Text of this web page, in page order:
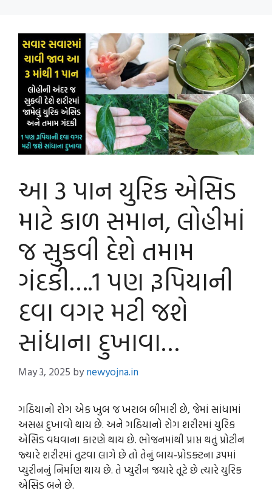
આ 3 પાન યુરિક એસિડ
માટે કાળ સમાન, લોહીમાં
જ સુકવી દેશે તમામ
ગંદકી….1 પણ રૂપિયાની
દવા વગર મટી જશે
સાંધાના દુખાવા…
May 3, 2025 bynewyojna.in
ગઠિયાનો રોગ એક ખુબ જ ખરાબ બીમારી છે, જેમાં સાંધામાં
અસહ્ય દુખાવો થાય છે. અને ગઠિયાનો રોગ શરીરમાં યુરિક
એસિડ વધવાના કારણે થાય છે. ભોજનમાંથી પ્રાપ્ત થતું પ્રોટીન
જ્યારે શરીરમાં તુટવા લાગે છે તો તેનું બાય-પ્રોડક્ટના રૂપમાં
પ્યુરીનનું નિર્માણ થાય છે. તે પ્યુરીન જયારે તૂટે છે ત્યારે યુરિક
એસિડ બને છે.